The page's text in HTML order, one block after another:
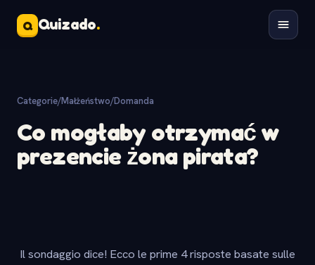
Q Quizado.
Categorie/Małżeństwo/Domanda
Co mogłaby otrzymać w
prezencie żona pirata?
Il sondaggio dice! Ecco le prime 4 risposte basate sulle